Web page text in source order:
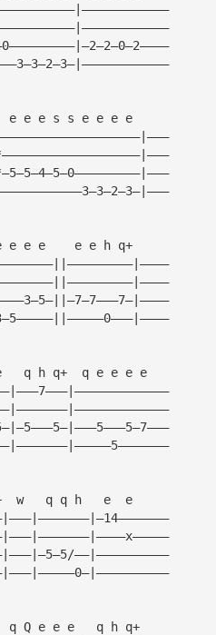
e e s s e e e e
e e e    e e h q+
q h q+  q e e e e
w   q q h   e  e
——|——————————
Q e e e   q h q+